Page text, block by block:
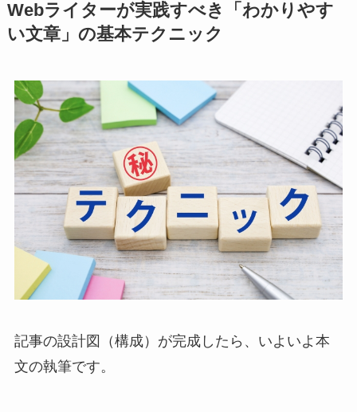
Webライターが実践すべき「わかりやす
い文章」の基本テクニック
記事の設計図（構成）が完成したら、いよいよ本
文の執筆です。